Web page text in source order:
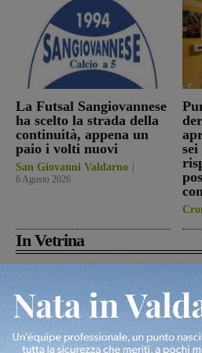
La Futsal Sangiovannese
ha scelto la strada della
continuità, appena un
paio i volti nuovi
San Giovanni Valdarno
6 Agosto 2026
In Vetrina